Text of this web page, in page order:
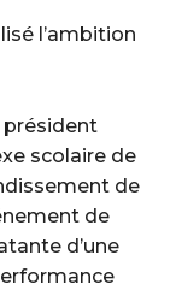
l’ambition
président
scolaire de
de
de
d’une